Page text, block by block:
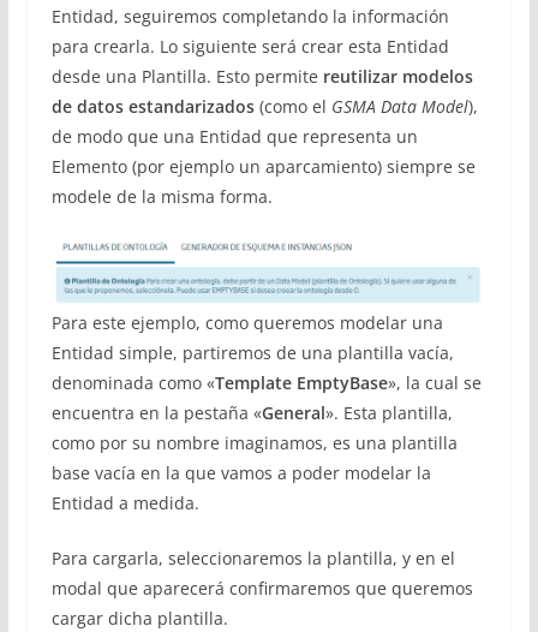
Entidad, seguiremos completando la información
para crearla. Lo siguiente será crear esta Entidad
desde una Plantilla. Esto permite reutilizar modelos
de datos estandarizados(como el GSMA Data Model),
de modo que una Entidad que representa un
Elemento (por ejemplo un aparcamiento) siempre se
modele de la misma forma.
Para este ejemplo, como queremos modelar una
Entidad simple, partiremos de una plantilla vacía,
denominada como «Template EmptyBase», la cual se
encuentra en la pestaña «General». Esta plantilla,
como por su nombre imaginamos, es una plantilla
base vacía en la que vamos a poder modelar la
Entidad a medida.
Para cargarla, seleccionaremos la plantilla, y en el
modal que aparecerá confirmaremos que queremos
cargar dicha plantilla.